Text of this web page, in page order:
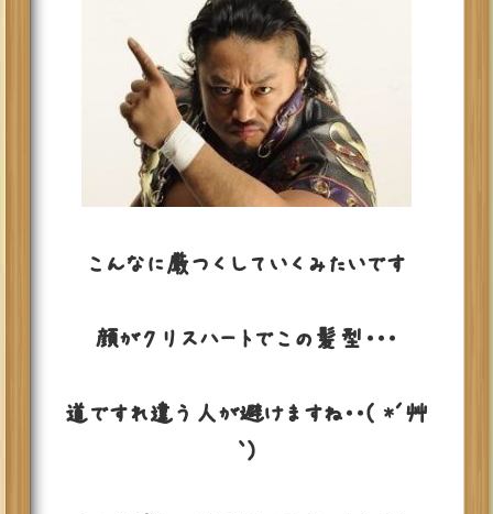
こんなに厳つくしていくみたいです
顔がクリスハートでこの髪型・・・
道ですれ違う人が避けますね・・( *´艸
｀)